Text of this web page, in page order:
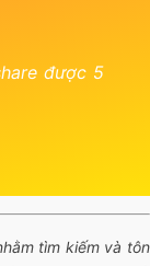
được 5
tìm kiếm và tôn